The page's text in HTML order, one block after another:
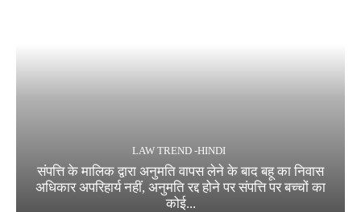
LAW TREND -HINDI
संपत्ति के मालिक द्वारा अनुमति वापस लेने के बाद बहू का निवास
अधिकार अपरिहार्य नहीं, अनुमति रद्द होने पर संपत्ति पर बच्चों का
कोई...